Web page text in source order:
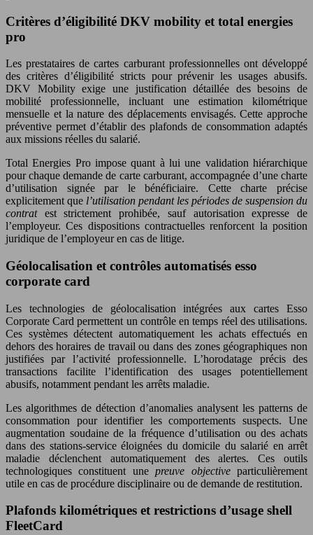
Critères d’éligibilité DKV mobility et total energies
pro
Les prestataires de cartes carburant professionnelles ont développé
des critères d’éligibilité stricts pour prévenir les usages abusifs.
DKV Mobility exige une justification détaillée des besoins de
mobilité professionnelle, incluant une estimation kilométrique
mensuelle et la nature des déplacements envisagés. Cette approche
préventive permet d’établir des plafonds de consommation adaptés
aux missions réelles du salarié.
Total Energies Pro impose quant à lui une validation hiérarchique
pour chaque demande de carte carburant, accompagnée d’une charte
d’utilisation signée par le bénéficiaire. Cette charte précise
explicitement que l’utilisation pendant les périodes de suspension du
contrat est strictement prohibée, sauf autorisation expresse de
l’employeur. Ces dispositions contractuelles renforcent la position
juridique de l’employeur en cas de litige.
Géolocalisation et contrôles automatisés esso
corporate card
Les technologies de géolocalisation intégrées aux cartes Esso
Corporate Card permettent un contrôle en temps réel des utilisations.
Ces systèmes détectent automatiquement les achats effectués en
dehors des horaires de travail ou dans des zones géographiques non
justifiées par l’activité professionnelle. L’horodatage précis des
transactions facilite l’identification des usages potentiellement
abusifs, notamment pendant les arrêts maladie.
Les algorithmes de détection d’anomalies analysent les patterns de
consommation pour identifier les comportements suspects. Une
augmentation soudaine de la fréquence d’utilisation ou des achats
dans des stations-service éloignées du domicile du salarié en arrêt
maladie déclenchent automatiquement des alertes. Ces outils
technologiques constituent unepreuve objectiveparticulièrement
utile en cas de procédure disciplinaire ou de demande de restitution.
Plafonds kilométriques et restrictions d’usage shell
FleetCard